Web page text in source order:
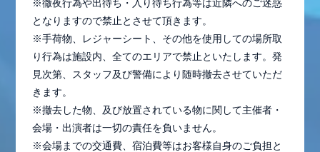
※徹夜行為や出待ち・入り待ち行為等は近隣へのご迷惑
となりますので禁止とさせて頂きます。
※手荷物、レジャーシート、その他を使用しての場所取
り行為は施設内、全てのエリアで禁止といたします。発
見次第、スタッフ及び警備により随時撤去させていただ
きます。
※撤去した物、及び放置されている物に関して主催者・
会場・出演者は一切の責任を負いません。
※会場までの交通費、宿泊費等はお客様自身のご負担と